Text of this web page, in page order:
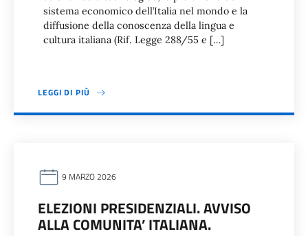
sistema economico dell’Italia nel mondo e la
diffusione della conoscenza della lingua e
cultura italiana (Rif. Legge 288/55 e […]
LEGGI DI PIÙ
9 MARZO 2026
ELEZIONI PRESIDENZIALI. AVVISO
ALLA COMUNITA’ ITALIANA.